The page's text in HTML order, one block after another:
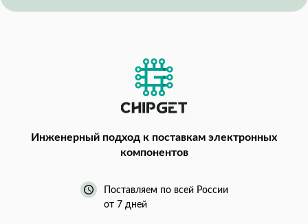
Инженерный подход к поставкам электронных
компонентов
Поставляем по всей России
от 7 дней